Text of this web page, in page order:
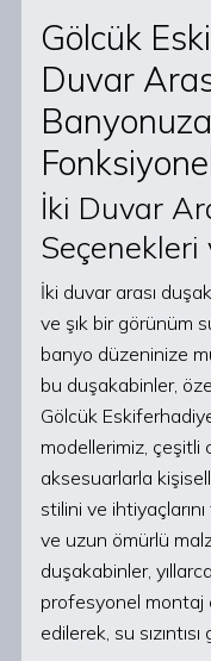
Gölcük
Duvar
Banyonuza
İki Duvar
Seçenekleri
İki duvar arası
ve şık bir görünüm
banyo düzeninize
bu duşakabinler,
Gölcük
modellerimiz, çeşitli
aksesuarlarla
stilini ve
ve uzun ömürlü
duşakabinler,
profesyonel montaj
edilerek, su